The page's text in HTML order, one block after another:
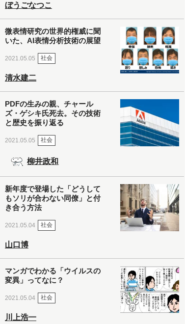
ぼうごなつこ
微表情研究の世界的権威に聞
いた、AI表情分析技術の展望
2021.05.05 社会
清水建二
PDFの生みの親、チャール
ズ・ゲシキ氏死去。その技術
と歴史を振り返る
2021.05.05 社会
柳井政和
新年度で登場した「どうして
もソリが合わない同僚」と付
き合う方法
2021.05.04 社会
山口博
マンガでわかる「ウイルスの
変異」ってなに？
2021.05.04 社会
川上浩一